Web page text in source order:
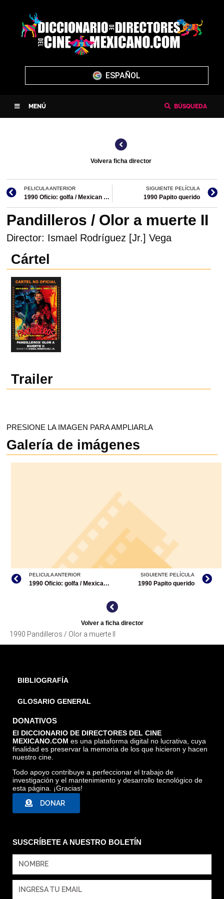
ENGLISH
MENÚ BÚSQUEDA
Volvera ficha director
PELICULA ANTERIOR
1990 Oficio: golfa / Mexican Pretty Woman
SIGUIENTE PELÍCULA
1990 Papito querido
Pandilleros / Olor a muerte II
Director: Ismael Rodríguez [Jr.] Vega
Cártel
Trailer
PRESIONE LA IMAGEN PARA AMPLIARLA
Galería de imágenes
PELICULA ANTERIOR
1990 Oficio: golfa / Mexican Pretty Woman
SIGUIENTE PELÍCULA
1990 Papito querido
Volver a ficha director
1990 Pandilleros / Olor a muerte II
BIBLIOGRAFÍA
GLOSARIO GENERAL
DONATIVOS
El DICCIONARIO DE DIRECTORES DEL CINE
MEXICANO.COM es una plataforma digital no lucrativa, cuya
finalidad es preservar la memoria de los que hicieron y hacen
nuestro cine.
Todo apoyo contribuye a perfeccionar el trabajo de
investigación y el mantenimiento y desarrollo tecnológico de
esta página. ¡Gracias!
DONAR
SUSCRÍBETE A NUESTRO BOLETÍN